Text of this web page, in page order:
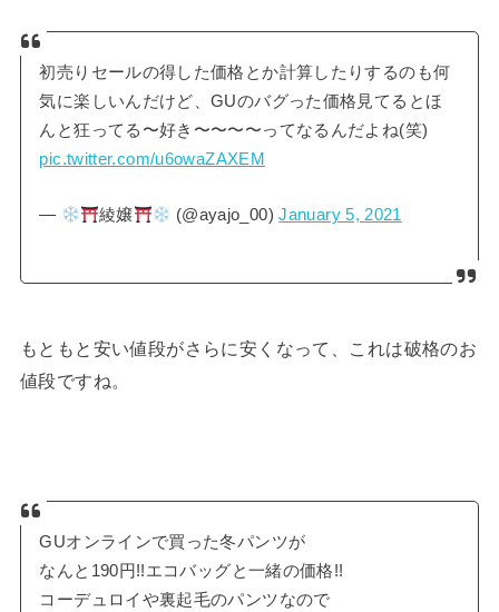
初売りセールの得した価格とか計算したりするのも何
気に楽しいんだけど、GUのバグった価格見てるとほ
んと狂ってる〜好き〜〜〜〜ってなるんだよね(笑)
pic.twitter.com/u6owaZAXEM
— 綾嬢 (@ayajo_00)January 5, 2021
もともと安い値段がさらに安くなって、これは破格のお
値段ですね。
GUオンラインで買った冬パンツが
なんと190円!!エコバッグと一緒の価格!!
コーデュロイや裏起毛のパンツなので